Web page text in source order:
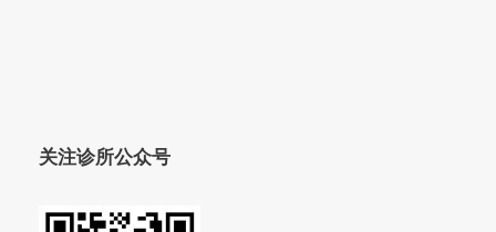
关注诊所公众号